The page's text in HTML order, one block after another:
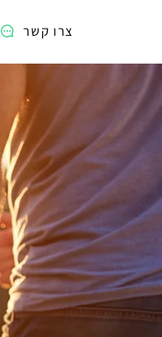
צרו קשר